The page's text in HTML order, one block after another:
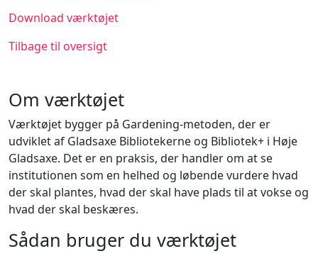
Download værktøjet
Tilbage til oversigt
Om værktøjet
Værktøjet bygger på Gardening-metoden, der er
udviklet af Gladsaxe Bibliotekerne og Bibliotek+ i Høje
Gladsaxe. Det er en praksis, der handler om at se
institutionen som en helhed og løbende vurdere hvad
der skal plantes, hvad der skal have plads til at vokse og
hvad der skal beskæres.
Sådan bruger du værktøjet